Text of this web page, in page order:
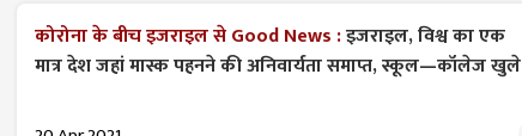
कोरोना के बीच इजराइल से Good News :इजराइल, विश्व का एक
मात्र देश जहां मास्क पहनने की अनिवार्यता समाप्त, स्कूल—कॉलेज खुले